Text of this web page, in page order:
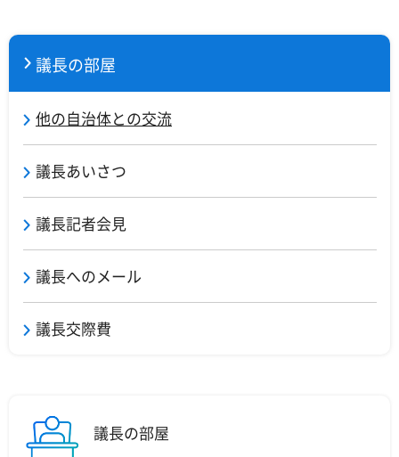
議長の部屋
他の自治体との交流
議長あいさつ
議長記者会見
議長へのメール
議長交際費
議長の部屋